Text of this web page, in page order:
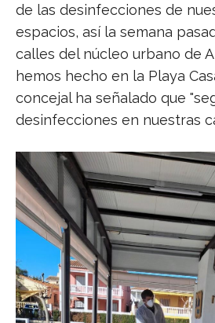
de las desinfecciones de
espacios, así la semana
calles del núcleo urbano de
hemos hecho en la Playa
concejal ha señalado que
desinfecciones en nuestras